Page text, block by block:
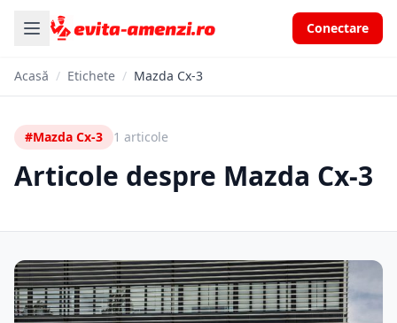
Conectare
Acasă / Etichete / Mazda Cx-3
#Mazda Cx-3 1 articole
Articole despre Mazda Cx-3